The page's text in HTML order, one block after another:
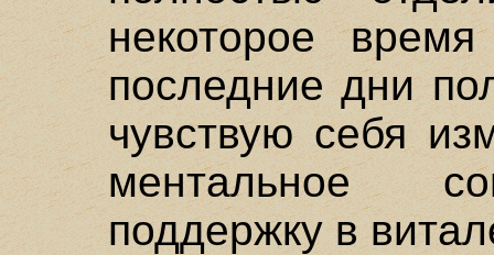
некоторое
последние дни
чувствую себя
ментальное
поддержку в